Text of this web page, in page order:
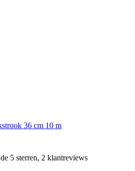
36 cm 10 m
5 sterren, 2 klantreviews